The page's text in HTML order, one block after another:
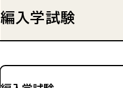
編入学試験